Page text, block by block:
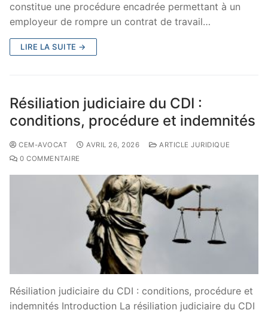
constitue une procédure encadrée permettant à un
employeur de rompre un contrat de travail…
LIRE LA SUITE →
Résiliation judiciaire du CDI :
conditions, procédure et indemnités
CEM-AVOCAT AVRIL 26, 2026
ARTICLE JURIDIQUE
0 COMMENTAIRE
Résiliation judiciaire du CDI : conditions, procédure et
indemnités Introduction La résiliation judiciaire du CDI